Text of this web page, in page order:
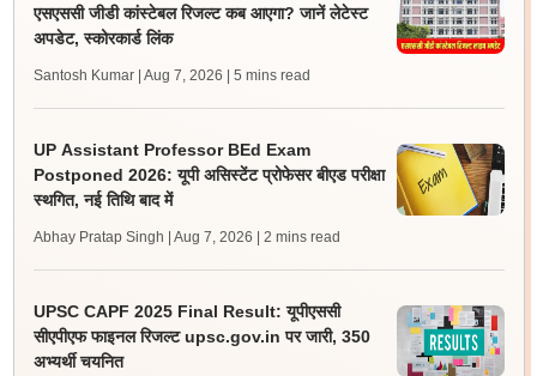
एसएससी जीडी कांस्टेबल रिजल्ट कब आएगा? जानें लेटेस्ट
अपडेट, स्कोरकार्ड लिंक
Santosh Kumar | Aug 7, 2026 | 5 mins read
UP Assistant Professor BEd Exam
Postponed 2026: यूपी असिस्टेंट प्रोफेसर बीएड परीक्षा
स्थगित, नई तिथि बाद में
Abhay Pratap Singh | Aug 7, 2026 | 2 mins read
UPSC CAPF 2025 Final Result: यूपीएससी
सीएपीएफ फाइनल रिजल्ट upsc.gov.in पर जारी, 350
अभ्यर्थी चयनित